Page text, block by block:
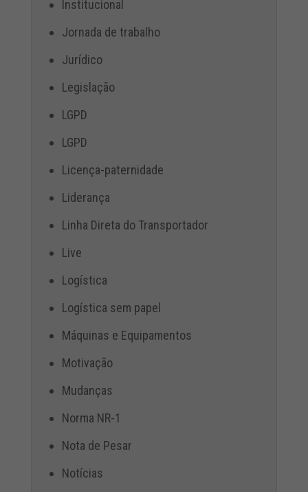
Institucional
Jornada de trabalho
Jurídico
Legislação
LGPD
LGPD
Licença-paternidade
Liderança
Linha Direta do Transportador
Live
Logística
Logística sem papel
Máquinas e Equipamentos
Motivação
Mudanças
Norma NR-1
Nota de Pesar
Notícias